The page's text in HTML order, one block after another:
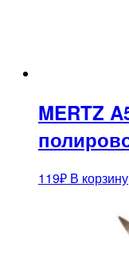
MERTZ
119₽ В корзину